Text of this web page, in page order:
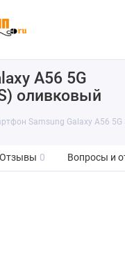
A56 5G
оливковый
Samsung Galaxy A56
Отзывы 0 Вопросы и